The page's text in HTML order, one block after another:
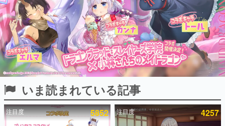
ピックアップ
電ファミのいま読まれている記事ランキング
いま読まれている記事
注目度 5852 注目度 4257